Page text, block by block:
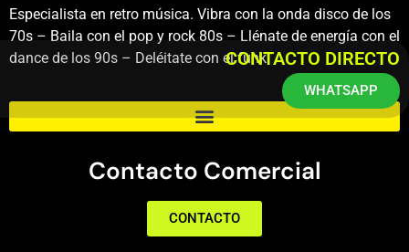
Especialista en retro música. Vibra con la onda disco de los
70s – Baila con el pop y rock 80s – Llénate de energía con el
dance de los 90s – Deléitate con el funk.
Contacto Comercial
CONTACTO
CONTACTO DIRECTO
WHATSAPP